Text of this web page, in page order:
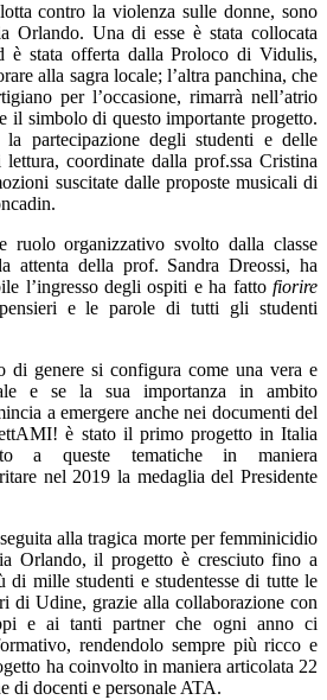
contro la violenza sulle donne, sono
Orlando. Una di esse è stata collocata
è stata offerta dalla Proloco di Vidulis,
alla sagra locale; l’altra panchina, che
per l’occasione, rimarrà nell’atrio
il simbolo di questo importante progetto.
la partecipazione degli studenti e delle
coordinate dalla prof.ssa Cristina
suscitate dalle proposte musicali di
ruolo organizzativo svolto dalla classe
attenta della prof. Sandra Dreossi, ha
l’ingresso degli ospiti e ha fattofiorire
e le parole di tutti gli studenti
di genere si configura come una vera e
e se la sua importanza in ambito
a emergere anche nei documenti del
è stato il primo progetto in Italia
a queste tematiche in maniera
nel 2019 la medaglia del Presidente
alla tragica morte per femminicidio
Orlando, il progetto è cresciuto fino a
di mille studenti e studentesse di tutte le
di Udine, grazie alla collaborazione con
e ai tanti partner che ogni anno ci
rendendolo sempre più ricco e
ha coinvolto in maniera articolata 22
di docenti e personale ATA.